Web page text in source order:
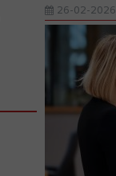
26-02-2026